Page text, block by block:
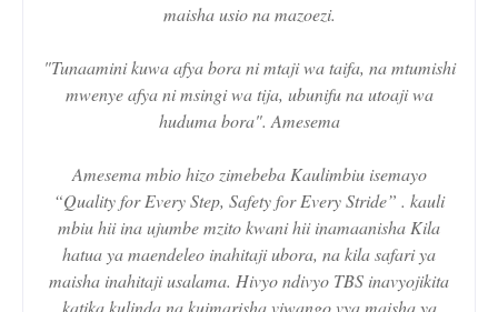
maisha usio na mazoezi.
"Tunaamini kuwa afya bora ni mtaji wa taifa, na mtumishi
mwenye afya ni msingi wa tija, ubunifu na utoaji wa
huduma bora". Amesema
Amesema mbio hizo zimebeba Kaulimbiu isemayo
“Quality for Every Step, Safety for Every Stride” . kauli
mbiu hii ina ujumbe mzito kwani hii inamaanisha Kila
hatua ya maendeleo inahitaji ubora, na kila safari ya
maisha inahitaji usalama. Hivyo ndivyo TBS inavyojikita
katika kulinda na kuimarisha viwango vya maisha ya